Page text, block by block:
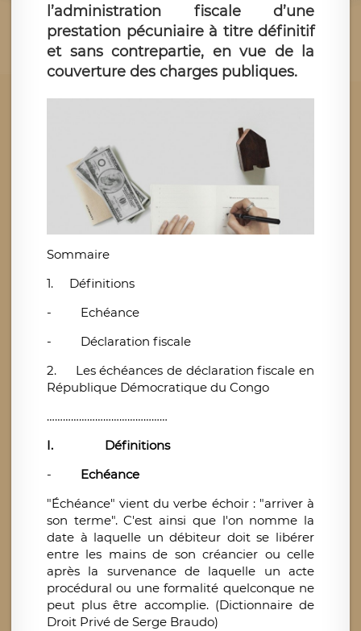
l’administration fiscale d’une
prestation pécuniaire à titre définitif
et sans contrepartie, en vue de la
couverture des charges publiques.
Sommaire
1. Définitions
- Echéance
- Déclaration fiscale
2. Les échéances de déclaration fiscale en
République Démocratique du Congo
………………………………………
I. Définitions
- Echéance
"Échéance" vient du verbe échoir : "arriver à
son terme". C'est ainsi que l'on nomme la
date à laquelle un débiteur doit se libérer
entre les mains de son créancier ou celle
après la survenance de laquelle un acte
procédural ou une formalité quelconque ne
peut plus être accomplie. (Dictionnaire de
Droit Privé de Serge Braudo)